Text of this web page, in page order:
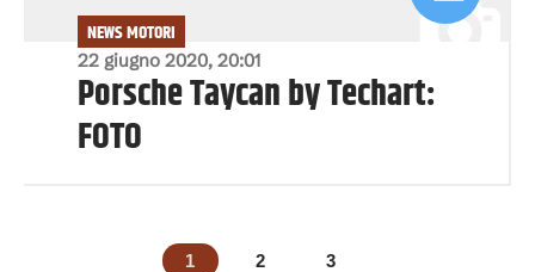
22 giugno 2020, 20:01
NEWS MOTORI
Porsche Taycan by Techart:
FOTO
1 2 3